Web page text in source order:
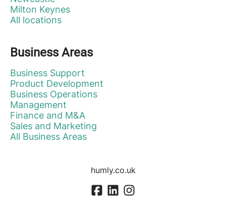
Milton Keynes
All locations
Business Areas
Business Support
Product Development
Business Operations
Management
Finance and M&A
Sales and Marketing
All Business Areas
humly.co.uk